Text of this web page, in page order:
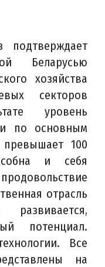
Беларусью
хозяйства
секторов
уровень
по основным
превышает 100
и себя
отрасль
потенциал.
Все
на